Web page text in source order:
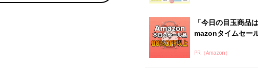
「今日の目玉商品
mazonタイムセー
PR（Amazon）